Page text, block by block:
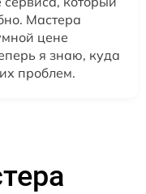
Мастера
цене
я знаю, куда
проблем.